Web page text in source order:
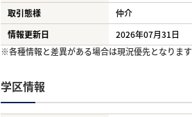
取引態様
仲介
情報更新日
2026年07月31日
※各種情報と差異がある場合は現況優先となります
学区情報